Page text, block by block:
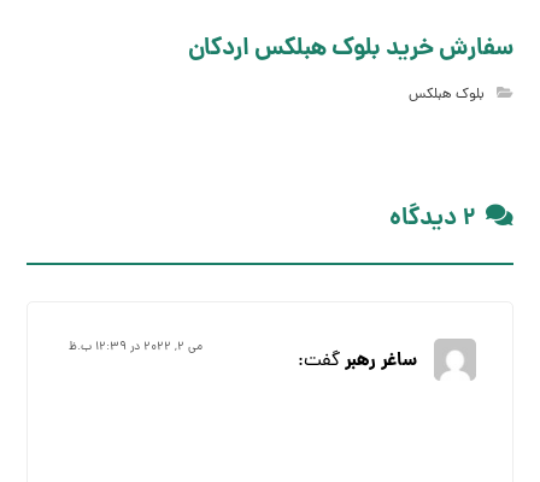
سفارش خرید بلوک هبلکس اردکان
بلوک هبلکس
۲ دیدگاه
ساغر رهبرگفت: می ۲, ۲۰۲۲ در ۱۲:۳۹ ب.ظ